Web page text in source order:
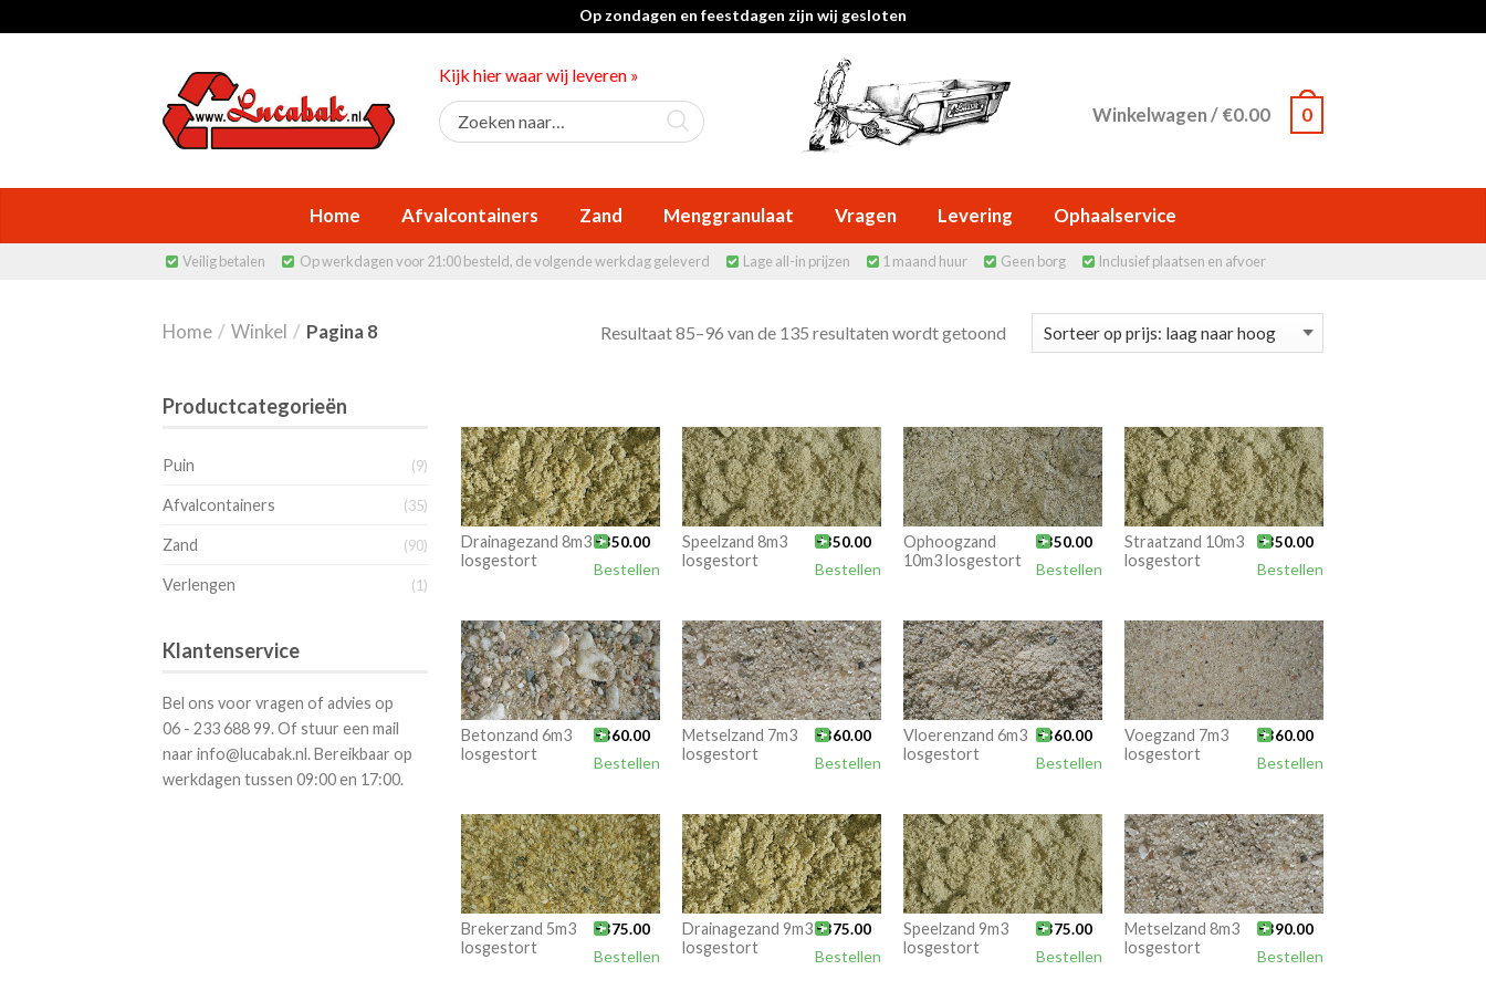
Op zondagen en feestdagen zijn wij gesloten
Kijk hier waar wij leveren »
Winkelwagen/€0.00 0
Home Afvalcontainers Zand Menggranulaat Vragen Levering Ophaalservice
 Veilig betalen  Op werkdagen voor 21:00 besteld, de volgende werkdag geleverd  Lage all-in prijzen  1 maand huur  Geen borg  Inclusief plaatsen en afvoer
Home / Winkel / Pagina 8 Resultaat 85–96 van de 135 resultaten wordt getoond
Drainagezand 8m3
losgestort
€350.00

Bestellen
Speelzand 8m3
losgestort
€350.00

Bestellen
Ophoogzand
10m3 losgestort
€350.00

Bestellen
Straatzand 10m3
losgestort
€350.00

Bestellen
Betonzand 6m3
losgestort
€360.00

Bestellen
Metselzand 7m3
losgestort
€360.00

Bestellen
Vloerenzand 6m3
losgestort
€360.00

Bestellen
Voegzand 7m3
losgestort
€360.00

Bestellen
Brekerzand 5m3
losgestort
€375.00

Bestellen
Drainagezand 9m3
losgestort
€375.00

Bestellen
Speelzand 9m3
losgestort
€375.00

Bestellen
Metselzand 8m3
losgestort
€390.00

Bestellen
Productcategorieën
Puin (9)
Afvalcontainers (35)
Zand (90)
Verlengen (1)
Klantenservice
Bel ons voor vragen of advies op
06 - 233 688 99. Of stuur een mail
naar info@lucabak.nl. Bereikbaar op
werkdagen tussen 09:00 en 17:00.